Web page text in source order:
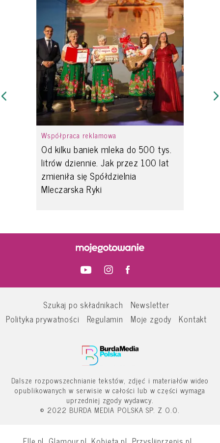
Współpraca reklamowa
Od kilku baniek mleka do 500 tys.
litrów dziennie. Jak przez 100 lat
zmieniła się Spółdzielnia
Mleczarska Ryki
Szukaj po składnikach
Newsletter
Polityka prywatności
Regulamin Moje zgody Kontakt
Dalsze rozpowszechnianie tekstów, zdjęć i materiałów wideo
opublikowanych w serwisie w całości lub w części wymaga
uprzedniej zgody wydawcy.
© 2022 BURDA MEDIA POLSKA SP. Z O.O.